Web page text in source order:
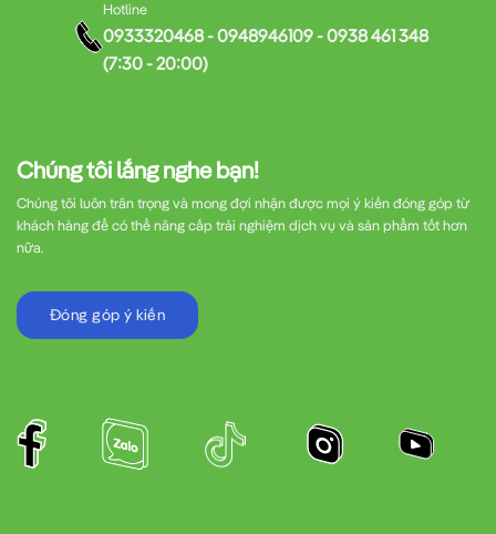
Chúng tôi lắng nghe bạn!
Chúng tôi luôn trân trọng và mong đợi nhận được mọi ý kiến đóng góp từ
khách hàng để có thể nâng cấp trải nghiệm dịch vụ và sản phẩm tốt hơn
nữa.
Đóng góp ý kiến
Hotline
0933320468 - 0948946109 - 0938 461 348
(7:30 - 20:00)